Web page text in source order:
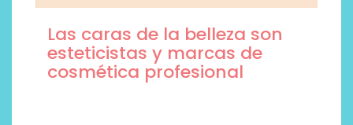
Las caras de la belleza son
esteticistas y marcas de
cosmética profesional